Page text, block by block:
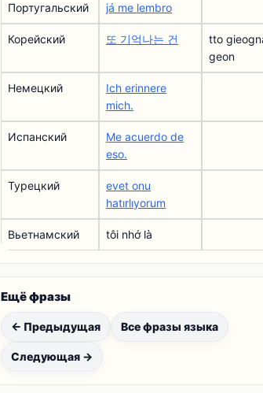
Португальский já me lembro
Корейский 또 기억나는 건
tto
geon
Немецкий
Ich erinnere
mich.
Испанский
Me acuerdo de
eso.
Турецкий
evet onu
hatırlıyorum
Вьетнамский tôi nhớ là
Ещё фразы
← Предыдущая Все фразы языка
Следующая →